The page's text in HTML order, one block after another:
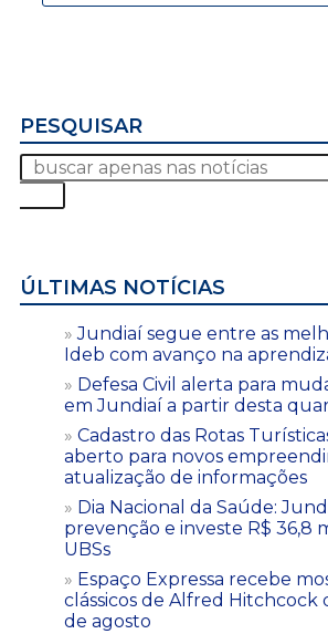
PESQUISAR
ÚLTIMAS NOTÍCIAS
Jundiaí segue entre as
Ideb com avanço na
Defesa Civil alerta para
em Jundiaí a partir desta
Cadastro das Rotas
aberto para novos
atualização de informações
Dia Nacional da Saúde:
prevenção e investe R$ 36,8
UBSs
Espaço Expressa recebe
clássicos de Alfred Hitchcock
de agosto